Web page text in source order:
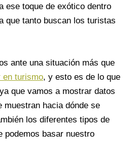
ese toque de exótico dentro
que tanto buscan los turistas
ante una situación más que
en turismo, y esto es de lo que
que vamos a mostrar datos
muestran hacia dónde se
los diferentes tipos de
podemos basar nuestro